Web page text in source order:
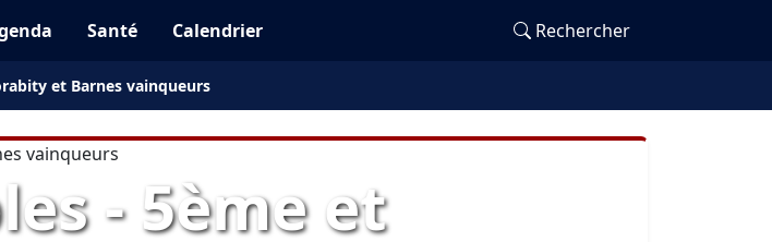
Santé Calendrier Rechercher
et Barnes vainqueurs
- 5ème et